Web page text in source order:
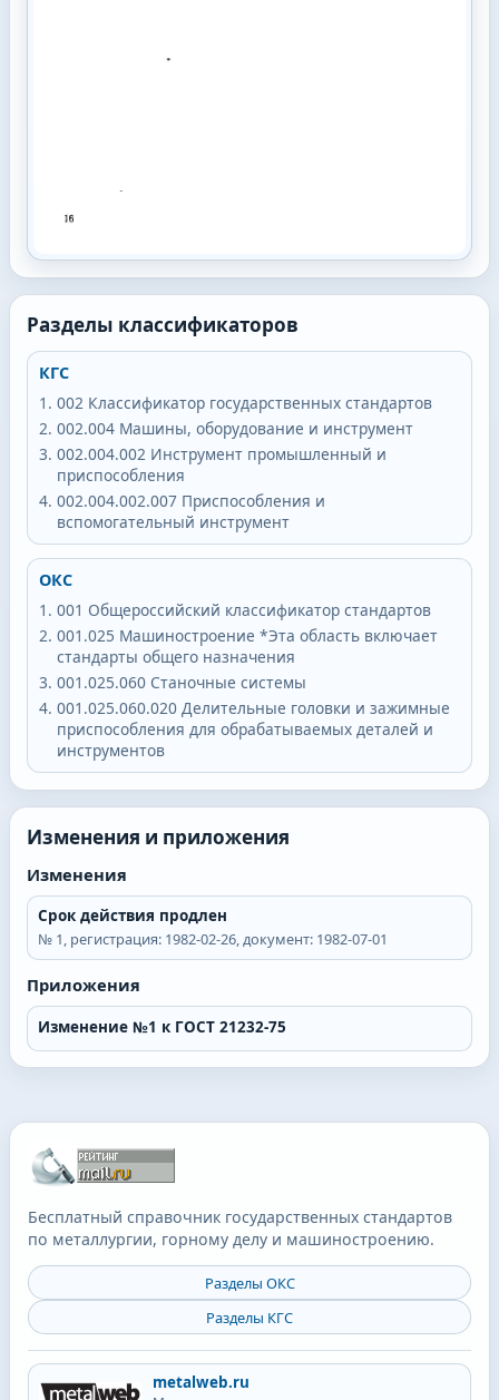
Разделы классификаторов
КГС
002 Классификатор государственных стандартов
002.004 Машины, оборудование и инструмент
002.004.002 Инструмент промышленный и
приспособления
002.004.002.007 Приспособления и
вспомогательный инструмент
ОКС
001 Общероссийский классификатор стандартов
001.025 Машиностроение *Эта область включает
стандарты общего назначения
001.025.060 Станочные системы
001.025.060.020 Делительные головки и зажимные
приспособления для обрабатываемых деталей и
инструментов
Изменения и приложения
Изменения
Срок действия продлен
№ 1, регистрация: 1982-02-26, документ: 1982-07-01
Приложения
Изменение №1 к ГОСТ 21232-75
Бесплатный справочник государственных стандартов
по металлургии, горному делу и машиностроению.
Разделы ОКС
Разделы КГС
metalweb.ru